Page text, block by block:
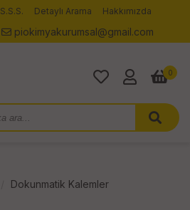
S.S.S. Detaylı Arama Hakkımızda
piokimyakurumsal@gmail.com
0
Dokunmatik Kalemler